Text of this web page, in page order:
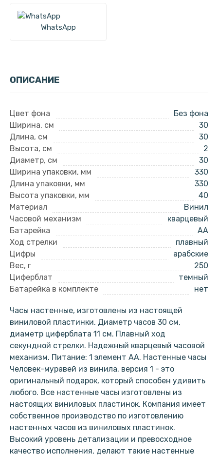
WhatsApp
ОПИСАНИЕ
Цвет фона
Без фона
Ширина, см
30
Длина, см
30
Высота, см
2
Диаметр, см
30
Ширина упаковки, мм
330
Длина упаковки, мм
330
Высота упаковки, мм
40
Материал
Винил
Часовой механизм
кварцевый
Батарейка
AA
Ход стрелки
плавный
Цифры
арабские
Вес, г
250
Циферблат
темный
Батарейка в комплекте
нет
Часы настенные, изготовлены из настоящей
виниловой пластинки. Диаметр часов 30 см,
диаметр циферблата 11 см. Плавный ход
секундной стрелки. Надежный кварцевый часовой
механизм. Питание: 1 элемент АА. Настенные часы
Человек-муравей из винила, версия 1 - это
оригинальный подарок, который способен удивить
любого. Все настенные часы изготовлены из
настоящих виниловых пластинок. Компания имеет
собственное производство по изготовлению
настенных часов из виниловых пластинок.
Высокий уровень детализации и превосходное
качество исполнения, делают такие настенные